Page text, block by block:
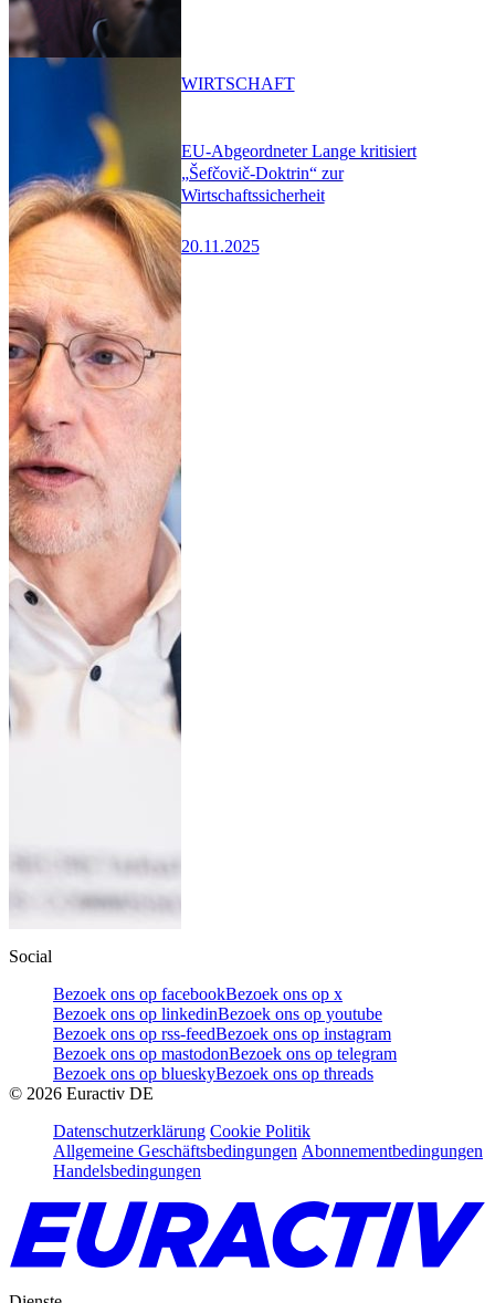
EU-Abgeordneter Lange kritisiert
„Šefčovič-Doktrin“ zur
Wirtschaftssicherheit
20.11.2025
WIRTSCHAFT
Social
Bezoek ons op facebookBezoek ons op x
Bezoek ons op linkedinBezoek ons op youtube
Bezoek ons op rss-feedBezoek ons op instagram
Bezoek ons op mastodonBezoek ons op telegram
Bezoek ons op blueskyBezoek ons op threads
© 2026 Euractiv DE
Datenschutzerklärung Cookie Politik
Allgemeine Geschäftsbedingungen Abonnementbedingungen
Handelsbedingungen